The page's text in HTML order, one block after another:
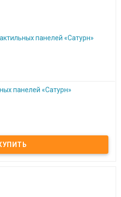
панелей «Сатурн»
«Сатурн»